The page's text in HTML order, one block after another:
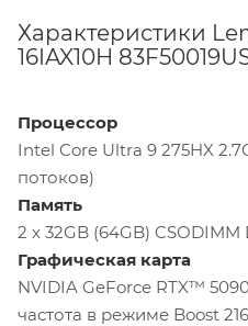
Характеристики
16IAX10H
Процессор
Intel Core Ultra 9 275HX
потоков)
Память
2 x 32GB (64GB)
Графическая карта
NVIDIA GeForce RTX™
частота в режиме Boost